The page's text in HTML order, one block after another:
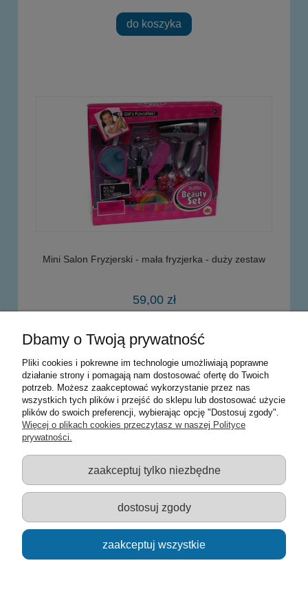
do koszyka
Mini Salon Fryzjerski - mała fryzjerka - duży zestaw
59,00 zł
powiadom o dostępności
Warunki zakupów
Moje konto
Informacje o sklepie
Sklep z zabawkami Łódź :: Hurownia zabawek :: Zabawki
edukacyjne :: Zestawy artystyczne :: Zabawki :: samochody Welly
:: Zabawkownia :: zabawki dla dzieci :: Lalki :: Klocki :: Artykuły
szkolne ::
Dbamy o Twoją prywatność
Pliki cookies i pokrewne im technologie umożliwiają poprawne
działanie strony i pomagają nam dostosować ofertę do Twoich
potrzeb. Możesz zaakceptować wykorzystanie przez nas
wszystkich tych plików i przejść do sklepu lub dostosować użycie
plików do swoich preferencji, wybierając opcję "Dostosuj zgody".
Więcej o plikach cookies przeczytasz w naszej Polityce
prywatności.
zaakceptuj tylko niezbędne
dostosuj zgody
zaakceptuj wszystkie